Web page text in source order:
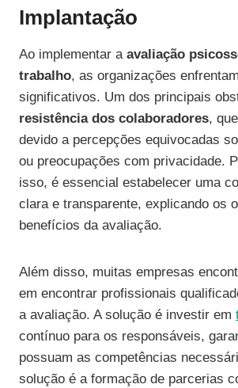
Implantação
Ao implementar a avaliação
trabalho, as organizações
significativos. Um dos principais
resistência dos colaboradores,
devido a percepções equivocadas
ou preocupações com privacidade.
isso, é essencial estabelecer uma
clara e transparente, explicando os
benefícios da avaliação.
Além disso, muitas empresas
em encontrar profissionais
a avaliação. A solução é investir em
contínuo para os responsáveis,
possuam as competências
solução é a formação de parcerias